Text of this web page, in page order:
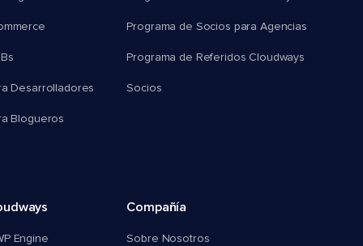
Desarrolladores
Blogueros
Programa de Socios para Agencias
Programa de Referidos Cloudways
Socios
Engine
Compañía
Sobre Nosotros